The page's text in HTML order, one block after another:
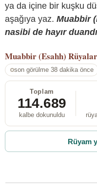
ya da içine bir kuşku
aşağıya yaz. Muabbir
nasibi de hayır
Muabbir (Esahh)
son görülme 38 dakika önce
Toplam
114.689
kalbe dokunuldu
Rüyam